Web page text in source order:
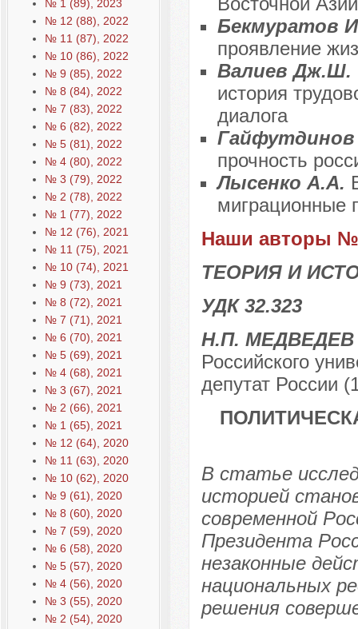
№ 1 (89), 2023
№ 12 (88), 2022
№ 11 (87), 2022
№ 10 (86), 2022
№ 9 (85), 2022
№ 8 (84), 2022
№ 7 (83), 2022
№ 6 (82), 2022
№ 5 (81), 2022
№ 4 (80), 2022
№ 3 (79), 2022
№ 2 (78), 2022
№ 1 (77), 2022
№ 12 (76), 2021
№ 11 (75), 2021
№ 10 (74), 2021
№ 9 (73), 2021
№ 8 (72), 2021
№ 7 (71), 2021
№ 6 (70), 2021
№ 5 (69), 2021
№ 4 (68), 2021
№ 3 (67), 2021
№ 2 (66), 2021
№ 1 (65), 2021
№ 12 (64), 2020
№ 11 (63), 2020
№ 10 (62), 2020
№ 9 (61), 2020
№ 8 (60), 2020
№ 7 (59), 2020
№ 6 (58), 2020
№ 5 (57), 2020
№ 4 (56), 2020
№ 3 (55), 2020
№ 2 (54), 2020
Бекмуратов
проявление
Валиев Дж.Ш.
история
диалога
прочность
Лысенко А.А.
миграционные
Наши авторы №
ТЕОРИЯ И
УДК 32.323
Н.П. МЕДВЕДЕВ
Российского
депутат России
В статье
историей
современной
Президента
незаконные
национальных
решения